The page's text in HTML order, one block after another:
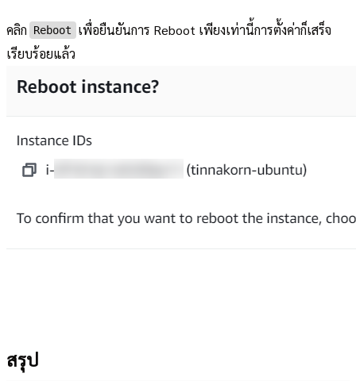
คลิก Reboot
เพื่อยืนยันการ Reboot เพียงเท่านี้การตั้งค่าก็เสร็จ
เรียบร้อยแล้ว
สรุป